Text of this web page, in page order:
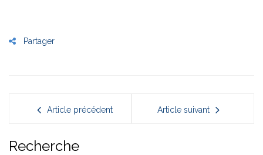
Partager
Article précédent Article suivant
Recherche